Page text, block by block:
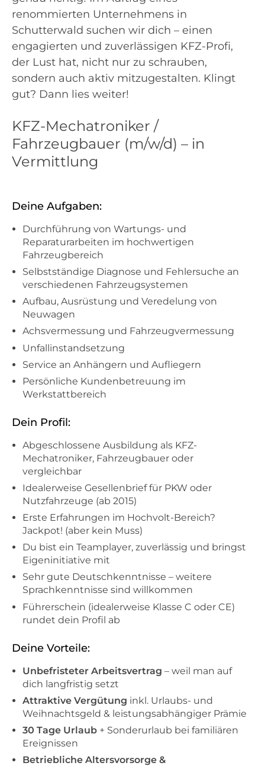
renommierten Unternehmens in
Schutterwald suchen wir dich – einen
engagierten und zuverlässigen KFZ-Profi,
der Lust hat, nicht nur zu schrauben,
sondern auch aktiv mitzugestalten. Klingt
gut? Dann lies weiter!
KFZ-Mechatroniker /
Fahrzeugbauer (m/w/d) – in
Vermittlung
Deine Aufgaben:
Durchführung von Wartungs- und
Reparaturarbeiten im hochwertigen
Fahrzeugbereich
Selbstständige Diagnose und Fehlersuche an
verschiedenen Fahrzeugsystemen
Aufbau, Ausrüstung und Veredelung von
Neuwagen
Achsvermessung und Fahrzeugvermessung
Unfallinstandsetzung
Service an Anhängern und Aufliegern
Persönliche Kundenbetreuung im
Werkstattbereich
Dein Profil:
Abgeschlossene Ausbildung als KFZ-
Mechatroniker, Fahrzeugbauer oder
vergleichbar
Idealerweise Gesellenbrief für PKW oder
Nutzfahrzeuge (ab 2015)
Erste Erfahrungen im Hochvolt-Bereich?
Jackpot! (aber kein Muss)
Du bist ein Teamplayer, zuverlässig und bringst
Eigeninitiative mit
Sehr gute Deutschkenntnisse – weitere
Sprachkenntnisse sind willkommen
Führerschein (idealerweise Klasse C oder CE)
rundet dein Profil ab
Deine Vorteile:
Unbefristeter Arbeitsvertrag – weil man auf
dich langfristig setzt
Attraktive Vergütung inkl. Urlaubs- und
Weihnachtsgeld & leistungsabhängiger Prämie
30 Tage Urlaub + Sonderurlaub bei familiären
Ereignissen
Betriebliche Altersvorsorge &